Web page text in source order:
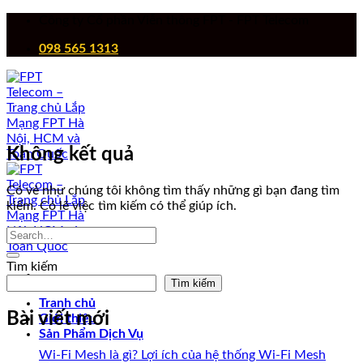
098 565 1313
Tranh chủ
Giới thiệu
Sản Phẩm Dịch Vụ
Không kết quả
Có vẻ như chúng tôi không tìm thấy những gì bạn đang tìm
kiếm. Có lẽ việc tìm kiếm có thể giúp ích.
Tìm kiếm
Tìm kiếm
Bài viết mới
Wi-Fi Mesh là gì? Lợi ích của hệ thống Wi-Fi Mesh